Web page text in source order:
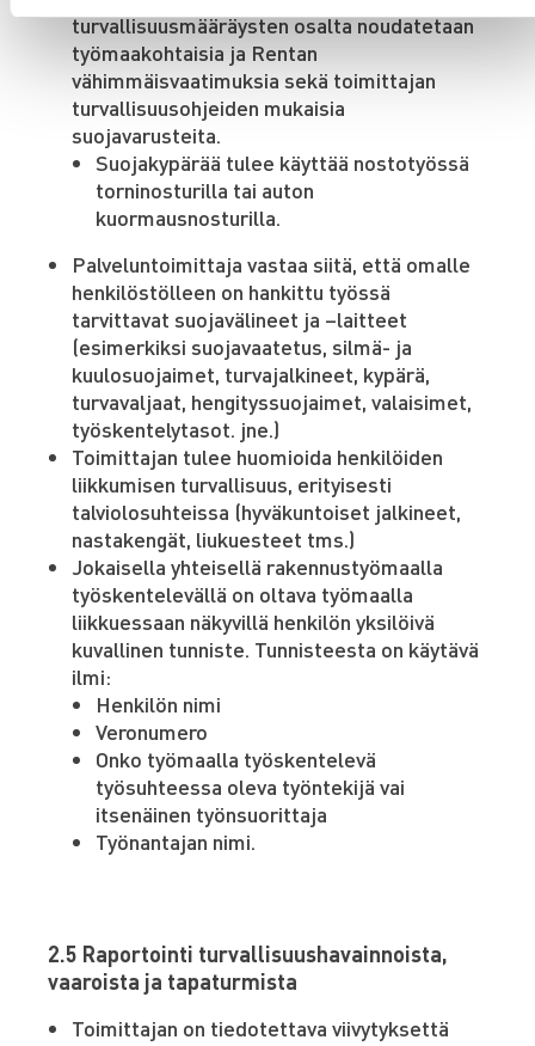
turvallisuusmääräysten osalta noudatetaan
työmaakohtaisia ja Rentan
vähimmäisvaatimuksia sekä toimittajan
turvallisuusohjeiden mukaisia
suojavarusteita.
Suojakypärää tulee käyttää nostotyössä
torninosturilla tai auton
kuormausnosturilla.
Palveluntoimittaja vastaa siitä, että omalle
henkilöstölleen on hankittu työssä
tarvittavat suojavälineet ja –laitteet
(esimerkiksi suojavaatetus, silmä- ja
kuulosuojaimet, turvajalkineet, kypärä,
turvavaljaat, hengityssuojaimet, valaisimet,
työskentelytasot. jne.)
Toimittajan tulee huomioida henkilöiden
liikkumisen turvallisuus, erityisesti
talviolosuhteissa (hyväkuntoiset jalkineet,
nastakengät, liukuesteet tms.)
Jokaisella yhteisellä rakennustyömaalla
työskentelevällä on oltava työmaalla
liikkuessaan näkyvillä henkilön yksilöivä
kuvallinen tunniste. Tunnisteesta on käytävä
ilmi:
Henkilön nimi
Veronumero
Onko työmaalla työskentelevä
työsuhteessa oleva työntekijä vai
itsenäinen työnsuorittaja
Työnantajan nimi.
2.5 Raportointi turvallisuushavainnoista,
vaaroista ja tapaturmista
Toimittajan on tiedotettava viivytyksettä